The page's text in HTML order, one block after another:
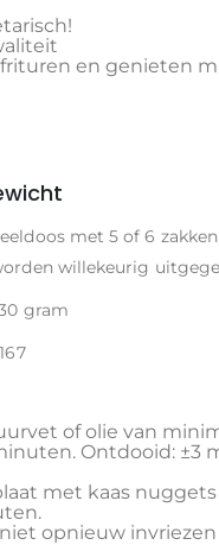
en genieten
met 5 of 6
willekeurig
gram
of olie van
Ontdooid: ±3
met kaas
opnieuw invriezen